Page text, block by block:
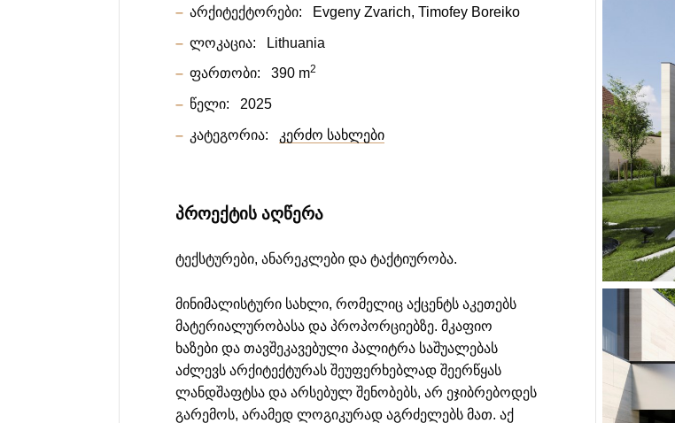
არქიტექტორები: Evgeny Zvarich Timofey Boreiko
ლოკაცია: Lithuania
ფართობი: 390 m2
წელი: 2025
კატეგორია: კერძო სახლები
ᲞᲠᲝᲔᲥᲢᲘᲡ ᲐᲦᲬᲔᲠᲐ
ტექსტურები, ანარეკლები და ტაქტიურობა.
მინიმალისტური სახლი, რომელიც აქცენტს აკეთებს
მატერიალურობასა და პროპორციებზე. მკაფიო
ხაზები და თავშეკავებული პალიტრა საშუალებას
აძლევს არქიტექტურას შეუფერხებლად შეერწყას
ლანდშაფტსა და არსებულ შენობებს, არ ეჯიბრებოდეს
გარემოს, არამედ ლოგიკურად აგრძელებს მათ. აქ